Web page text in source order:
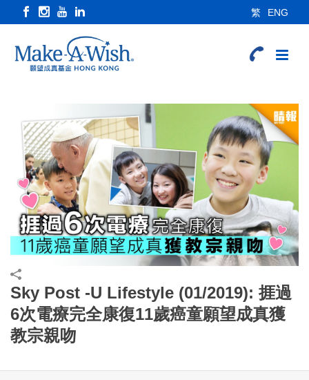
繁 ENG
Sky Post -U Lifestyle (01/2019): 捱過
6次電療完全康復11歲癌童願望成真獲
教宗親吻